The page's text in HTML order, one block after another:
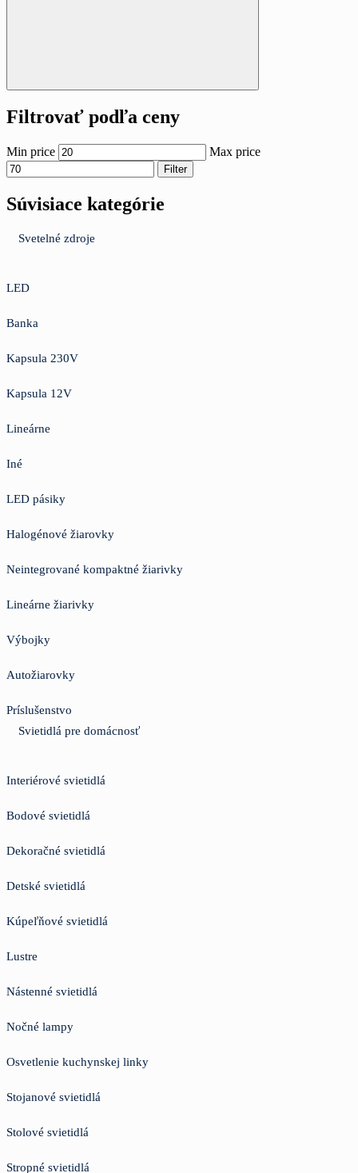
Filtrovať podľa ceny
Min price Max price
Filter
Súvisiace kategórie
Svetelné zdroje
LED
Banka
Kapsula 230V
Kapsula 12V
Lineárne
Iné
LED pásiky
Halogénové žiarovky
Neintegrované kompaktné žiarivky
Lineárne žiarivky
Výbojky
Autožiarovky
Príslušenstvo
Svietidlá pre domácnosť
Interiérové svietidlá
Bodové svietidlá
Dekoračné svietidlá
Detské svietidlá
Kúpeľňové svietidlá
Lustre
Nástenné svietidlá
Nočné lampy
Osvetlenie kuchynskej linky
Stojanové svietidlá
Stolové svietidlá
Stropné svietidlá